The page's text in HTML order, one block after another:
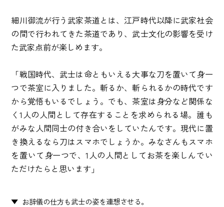
細川御流が行う武家茶道とは、江戸時代以降に武家社会
の間で行われてきた茶道であり、武士文化の影響を受け
た武家点前が楽しめます。
「戦国時代、武士は命ともいえる大事な刀を置いて身一
つで茶室に入りました。斬るか、斬られるかの時代です
から覚悟もいるでしょう。でも、茶室は身分など関係な
く1人の人間として存在することを求められる場。誰も
がみな人間同士の付き合いをしていたんです。現代に置
き換えるなら刀はスマホでしょうか。みなさんもスマホ
を置いて身一つで、1人の人間としてお茶を楽しんでい
ただけたらと思います」
お辞儀の仕方も武士の姿を連想させる。